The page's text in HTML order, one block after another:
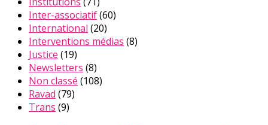
Inter-associatif(60)
International (20)
Interventions médias (8)
Justice (19)
Newsletters (8)
Non classé (108)
Ravad (79)
Trans (9)